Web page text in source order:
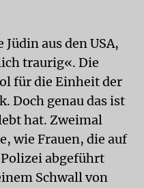
aus den USA,
traurig«. Die
für die Einheit der
Doch genau das ist
hat. Zweimal
wie Frauen, die auf
abgeführt
Schwall von